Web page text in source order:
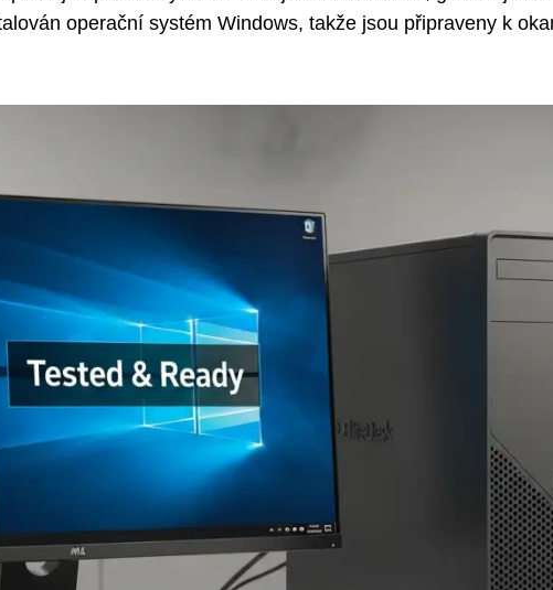
operační systém Windows, takže jsou připraveny k